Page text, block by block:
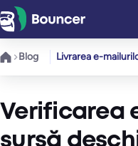
Sari
la
conținut
Blog Livrarea e-
Verificarea
sursă